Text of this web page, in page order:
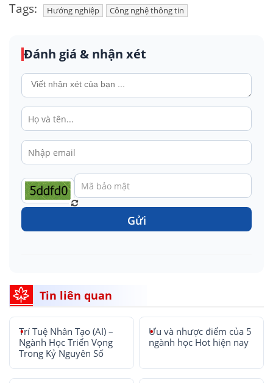
Tags: Hướng nghiệp Công nghệ thông tin
Đánh giá & nhận xét
Gửi
Tin liên quan
Trí Tuệ Nhân Tạo (AI) –
Ngành Học Triển Vọng
Trong Kỷ Nguyên Số
Ưu và nhược điểm của 5
ngành học Hot hiện nay